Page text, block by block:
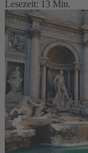
Lesezeit: 13 Min.